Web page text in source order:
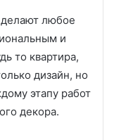
любое
и
то квартира,
дизайн, но
этапу работ
декора.